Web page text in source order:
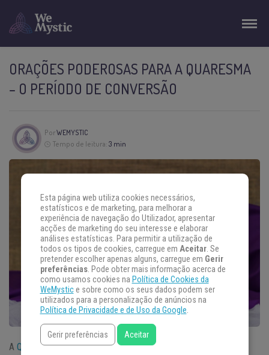
ORAÇÕES PODEROSAS PARA A QUARESMA
– O PERÍODO DE CONVERSÃO
PorWEMYSTIC
Tempo de leitura: 3 min
A Quaresmaé um período muito importante para a Igreja
Esta página web utiliza cookies necessários,
estatísticos e de marketing, para melhorar a
experiência de navegação do Utilizador, apresentar
acções de marketing do seu interesse e elaborar
análises estatísticas. Para permitir a utilização de
todos os tipos de cookies, carregue em Aceitar. Se
pretender escolher apenas alguns, carregue em Gerir
preferências. Pode obter mais informação acerca de
como usamos cookies na Política de Cookies da
WeMystice sobre como os seus dados podem ser
utilizados para a personalização de anúncios na
Política de Privacidade e de Uso da Google.
Gerir preferências Aceitar